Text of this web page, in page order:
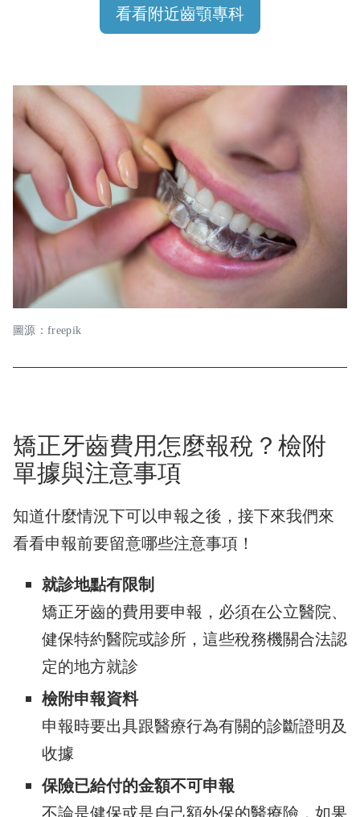
看看附近齒顎專科
圖源：freepik
矯正牙齒費用怎麼報稅？檢附
單據與注意事項
知道什麼情況下可以申報之後，接下來我們來
看看申報前要留意哪些注意事項！
就診地點有限制
矯正牙齒的費用要申報，必須在公立醫院、
健保特約醫院或診所，這些稅務機關合法認
定的地方就診
檢附申報資料
申報時要出具跟醫療行為有關的診斷證明及
收據
保險已給付的金額不可申報
不論是健保或是自己額外保的醫療險，如果